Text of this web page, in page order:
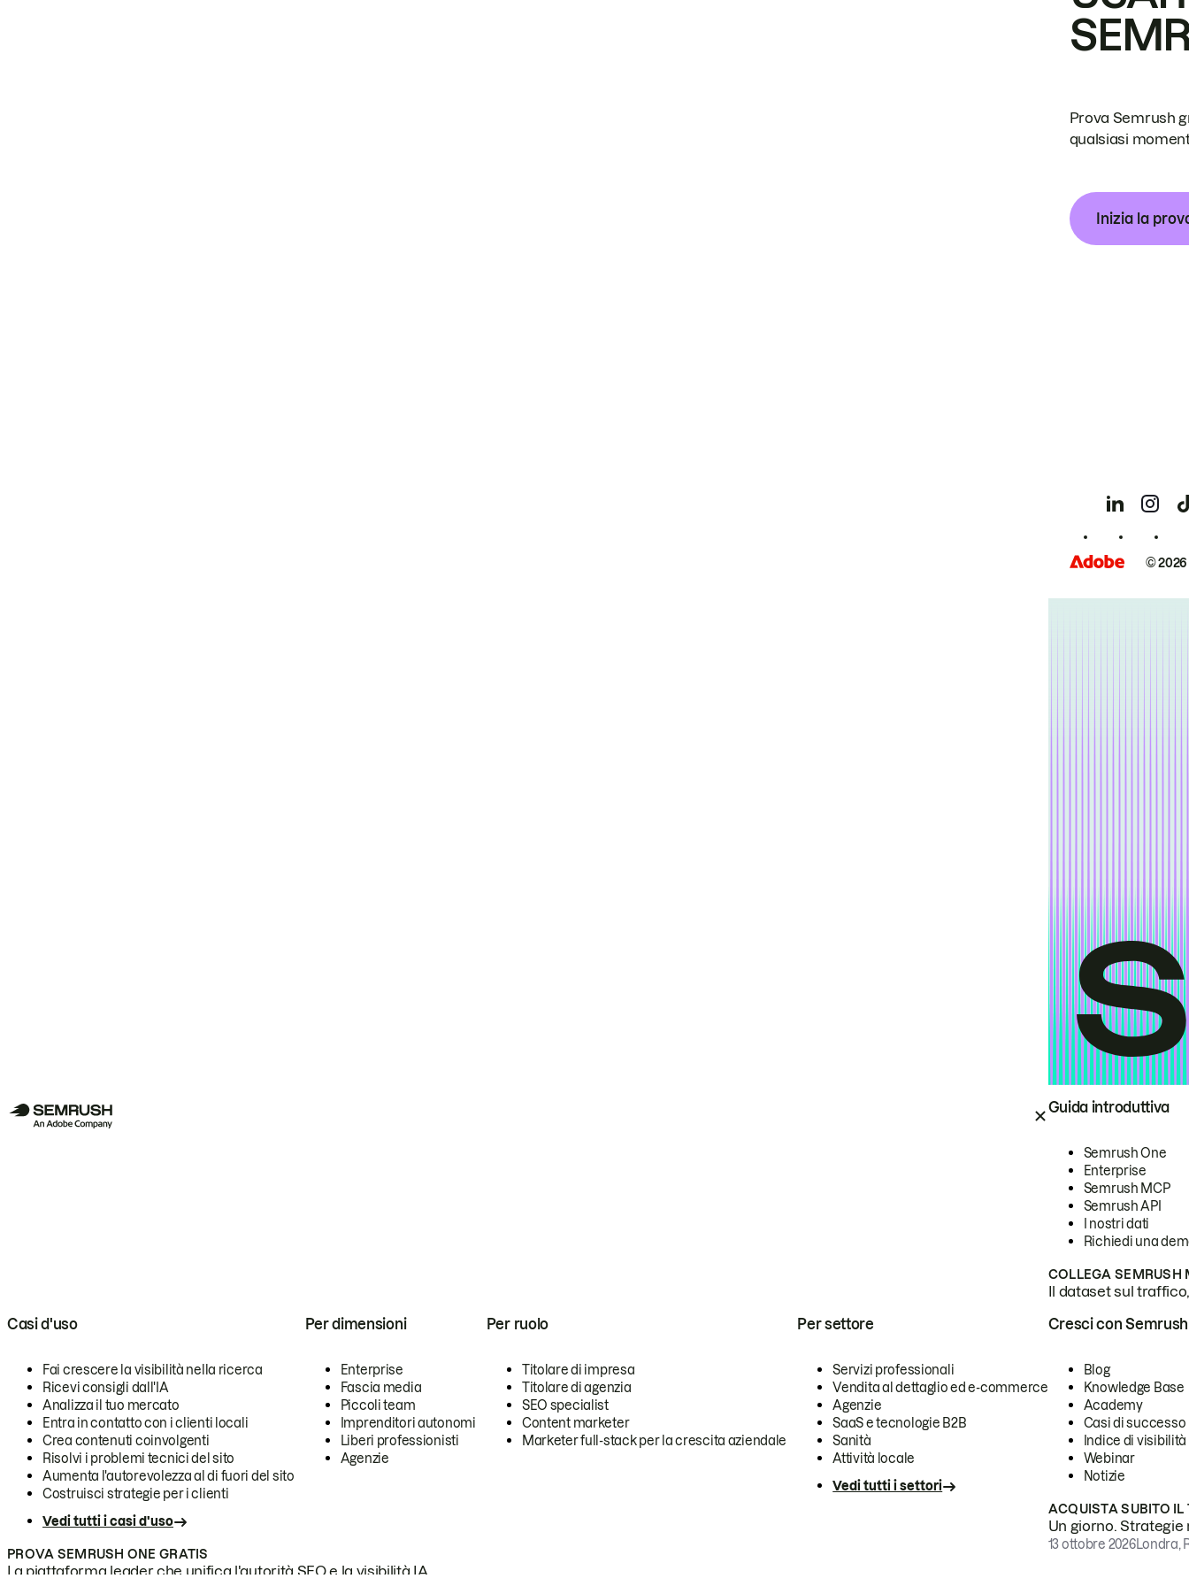
Guida introduttiva
Semrush One
Enterprise
Semrush MCP
Semrush API
I nostri dati
Richiedi una
COLLEGA SEMRUSH
Il dataset sul
Casi d'uso
Fai crescere la visibilità nella ricerca
Ricevi consigli dall'IA
Analizza il tuo mercato
Entra in contatto con i clienti locali
Crea contenuti coinvolgenti
Risolvi i problemi tecnici del sito
Aumenta l'autorevolezza al di fuori del sito
Costruisci strategie per i clienti
Vedi tutti i casi d'uso
Per dimensioni
Enterprise
Fascia media
Piccoli team
Imprenditori autonomi
Liberi professionisti
Agenzie
Per ruolo
Titolare di impresa
Titolare di agenzia
SEO specialist
Content marketer
Marketer full-stack per la crescita aziendale
Per settore
Servizi professionali
Vendita al dettaglio ed e-commerce
Agenzie
SaaS e tecnologie B2B
Sanità
Attività locale
Vedi tutti i settori
PROVA SEMRUSH ONE GRATIS
La piattaforma leader che unifica l'autorità SEO e la visibilità IA.
Cresci con Semrush
Blog
Knowledge Base
Academy
Casi di successo
Indice di visibilità
Webinar
Notizie
ACQUISTA SUBITO IL
Un giorno.
13 ottobre 2026Londra,
Prova Semrush
qualsiasi
Inizia la
©